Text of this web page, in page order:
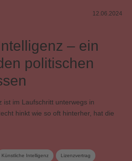
12.06.2024
– ein
politischen
ist im Laufschritt unterwegs in
hinkt wie so oft hinterher, hat die
Künstliche Intelligenz Lizenzvertrag